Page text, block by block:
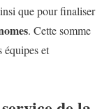
que pour finaliser
. Cette somme
équipes et